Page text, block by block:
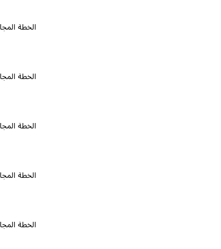
الخطة المجانية ٠
الخطة المجانية ٠
الخطة المجانية ٠
الخطة المجانية ٠
الخطة المجانية ٠